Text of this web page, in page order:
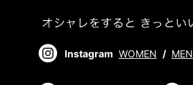
Instagram WOMEN / MEN